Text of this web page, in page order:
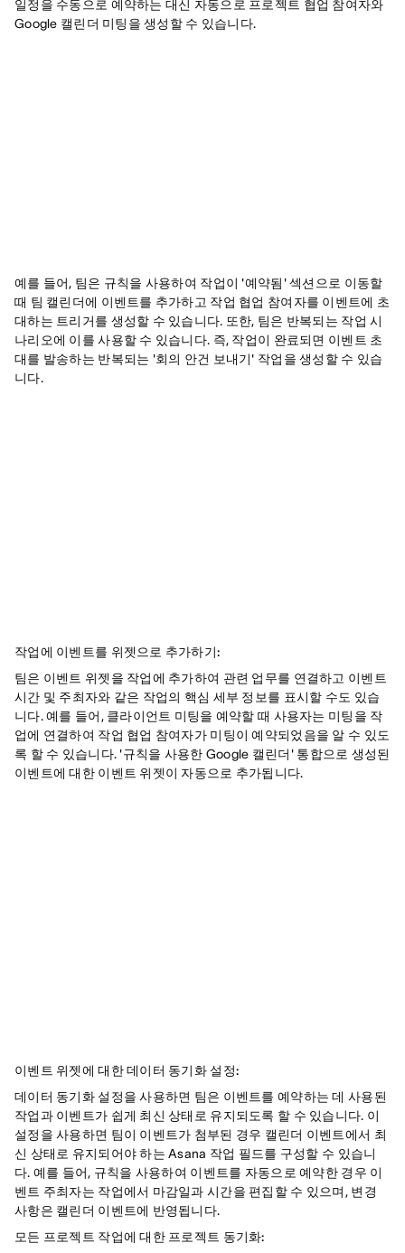
일정을 수동으로 예약하는 대신 자동으로 프로젝트 협업 참여자와
Google 캘린더 미팅을 생성할 수 있습니다.
예를 들어, 팀은 규칙을 사용하여 작업이 '예약됨' 섹션으로 이동할
때 팀 캘린더에 이벤트를 추가하고 작업 협업 참여자를 이벤트에 초
대하는 트리거를 생성할 수 있습니다. 또한, 팀은 반복되는 작업 시
나리오에 이를 사용할 수 있습니다. 즉, 작업이 완료되면 이벤트 초
대를 발송하는 반복되는 '회의 안건 보내기' 작업을 생성할 수 있습
니다.
작업에 이벤트를 위젯으로 추가하기:
팀은 이벤트 위젯을 작업에 추가하여 관련 업무를 연결하고 이벤트
시간 및 주최자와 같은 작업의 핵심 세부 정보를 표시할 수도 있습
니다. 예를 들어, 클라이언트 미팅을 예약할 때 사용자는 미팅을 작
업에 연결하여 작업 협업 참여자가 미팅이 예약되었음을 알 수 있도
록 할 수 있습니다. '규칙을 사용한 Google 캘린더' 통합으로 생성된
이벤트에 대한 이벤트 위젯이 자동으로 추가됩니다.
이벤트 위젯에 대한 데이터 동기화 설정:
데이터 동기화 설정을 사용하면 팀은 이벤트를 예약하는 데 사용된
작업과 이벤트가 쉽게 최신 상태로 유지되도록 할 수 있습니다. 이
설정을 사용하면 팀이 이벤트가 첨부된 경우 캘린더 이벤트에서 최
신 상태로 유지되어야 하는 Asana 작업 필드를 구성할 수 있습니
다. 예를 들어, 규칙을 사용하여 이벤트를 자동으로 예약한 경우 이
벤트 주최자는 작업에서 마감일과 시간을 편집할 수 있으며, 변경
사항은 캘린더 이벤트에 반영됩니다.
모든 프로젝트 작업에 대한 프로젝트 동기화: